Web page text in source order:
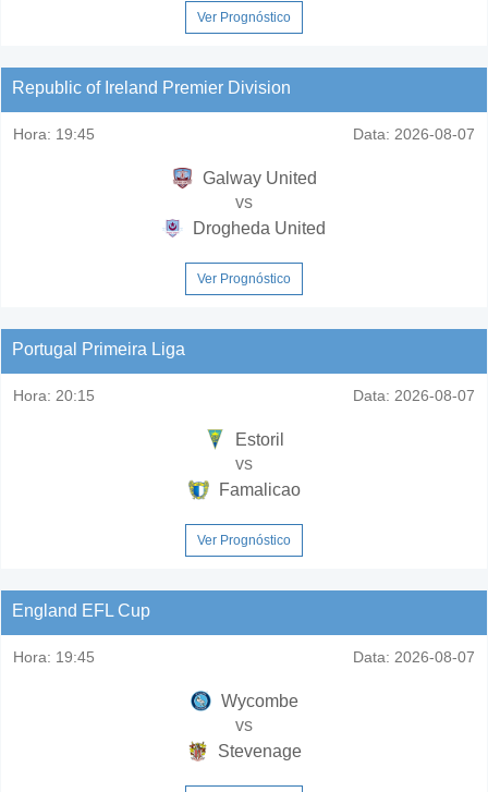
Ver Prognóstico
Republic of Ireland Premier Division
Hora: 19:45 Data: 2026-08-07
Galway United
vs
Drogheda United
Ver Prognóstico
Portugal Primeira Liga
Hora: 20:15 Data: 2026-08-07
Estoril
vs
Famalicao
Ver Prognóstico
England EFL Cup
Hora: 19:45 Data: 2026-08-07
Wycombe
vs
Stevenage